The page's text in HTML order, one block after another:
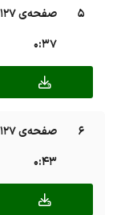
5
صفحه‌ی ۱۲۷، فایل صوتی R02
0:37
6
صفحه‌ی ۱۲۷، فایل صوتی M02
0:43